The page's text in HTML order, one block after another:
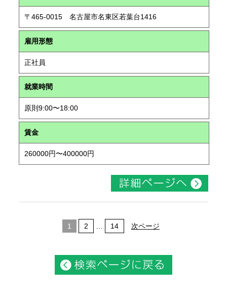
〒465-0015 名古屋市名東区若葉台1416
雇用形態
正社員
就業時間
原則9:00〜18:00
賃金
260000円〜400000円
1 2 14 次ページ